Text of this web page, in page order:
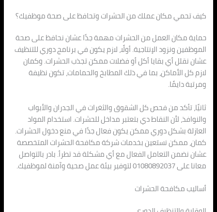
كيف تحمي مكان عملك من الحشرات وتحافظ على صحة موظفيك؟
حماية مكان العمل من الحشرات مهمة جدًا عشان نحافظ على صحة
الموظفين ونزود الإنتاجية. أولًا، لازم يكون في برنامج دوري للتنظيف
عشان نقلل أي بقايا أكل أو فضلات ممكن تجذب الحشرات. وكمان
لازم كل الأماكن، بما في ذلك المطابخ والحمامات، تكون نظيفة
ومرتبة دايمًا.
ثانيًا، تأكد من فحص كل الشقوق والثغرات في الجدران والأبواب
والنوافذ، لأن النقاط دي بتعتبر مداخل للحشرات. استخدام المواد
العازلة بشكل دوري ممكن يكون فعال جدًا في منع دخول الحشرات.
كمان، ممكن نستعين بخدمات شركة مكافحة الحشرات المتخصصة
عشان نضمن التعامل الفعال مع أي مشكلة قد تطرأ. بادر بالتواصل
معانا على 01080892037 لتوفير بيئة عمل صحية وآمنة لموظفيك.
أساليب مكافحة الحشرات